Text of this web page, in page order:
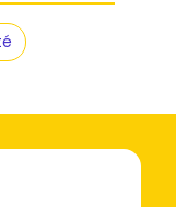
recherché
un
sur-Orne sur
et date de
pour comparer